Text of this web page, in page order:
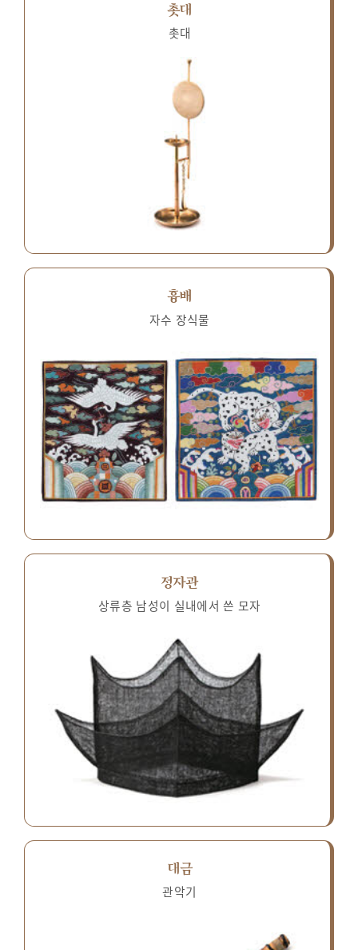
촛대
촛대
흉배
자수 장식물
정자관
상류층 남성이 실내에서 쓴 모자
대금
관악기